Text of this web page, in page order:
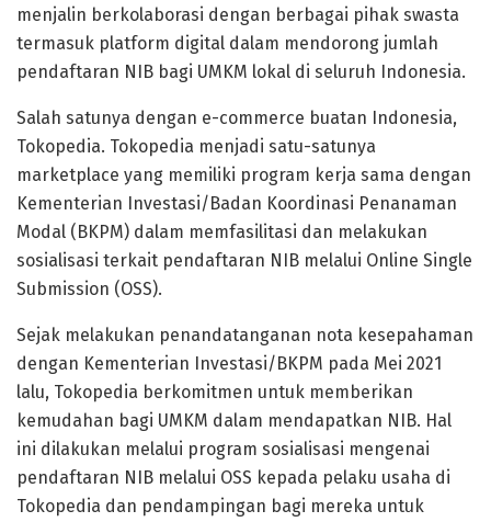
menjalin berkolaborasi dengan berbagai pihak swasta
termasuk platform digital dalam mendorong jumlah
pendaftaran NIB bagi UMKM lokal di seluruh Indonesia.
Salah satunya dengan e-commerce buatan Indonesia,
Tokopedia. Tokopedia menjadi satu-satunya
marketplace yang memiliki program kerja sama dengan
Kementerian Investasi/Badan Koordinasi Penanaman
Modal (BKPM) dalam memfasilitasi dan melakukan
sosialisasi terkait pendaftaran NIB melalui Online Single
Submission (OSS).
Sejak melakukan penandatanganan nota kesepahaman
dengan Kementerian Investasi/BKPM pada Mei 2021
lalu, Tokopedia berkomitmen untuk memberikan
kemudahan bagi UMKM dalam mendapatkan NIB. Hal
ini dilakukan melalui program sosialisasi mengenai
pendaftaran NIB melalui OSS kepada pelaku usaha di
Tokopedia dan pendampingan bagi mereka untuk